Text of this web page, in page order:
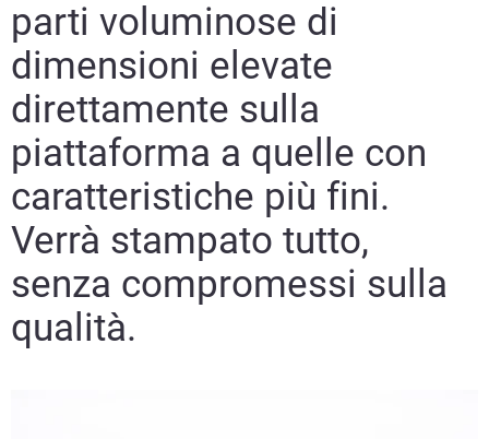
parti voluminose di
dimensioni elevate
direttamente sulla
piattaforma a quelle con
caratteristiche più fini.
Verrà stampato tutto,
senza compromessi sulla
qualità.